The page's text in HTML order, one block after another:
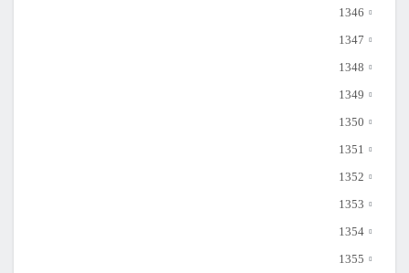
1346
1347
1348
1349
1350
1351
1352
1353
1354
1355